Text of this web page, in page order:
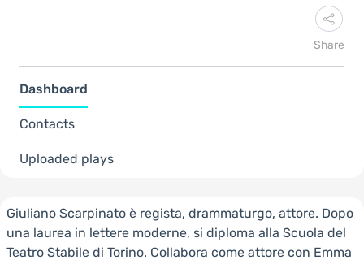
Share
Dashboard
Contacts
Uploaded plays
Giuliano Scarpinato è regista, drammaturgo, attore. Dopo
una laurea in lettere moderne, si diploma alla Scuola del
Teatro Stabile di Torino. Collabora come attore con Emma